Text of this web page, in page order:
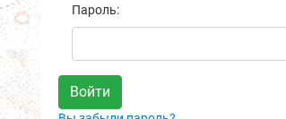
Пароль: